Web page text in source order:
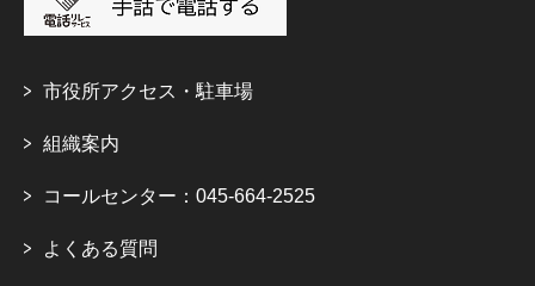
市役所アクセス・駐車場
組織案内
コールセンター：045-664-2525
よくある質問